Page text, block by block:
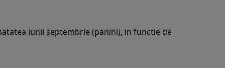
lunii septembrie (panini), in functie de